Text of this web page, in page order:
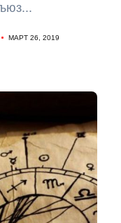
МАРТ 26, 2019